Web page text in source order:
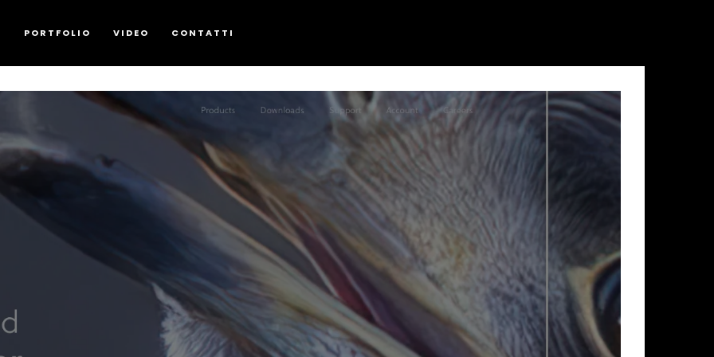
PORTFOLIO VIDEO CONTATTI